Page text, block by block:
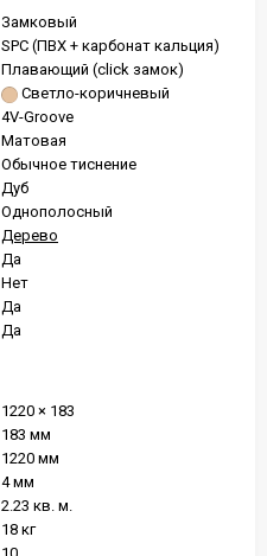
Замковый
SPC (ПВХ + карбонат кальция)
Плавающий (click замок)
Светло-коричневый
4V-Groove
Матовая
Обычное тиснение
Дуб
Однополосный
Дерево
Да
Нет
Да
Да
1220 × 183
183 мм
1220 мм
4 мм
2.23 кв. м.
18 кг